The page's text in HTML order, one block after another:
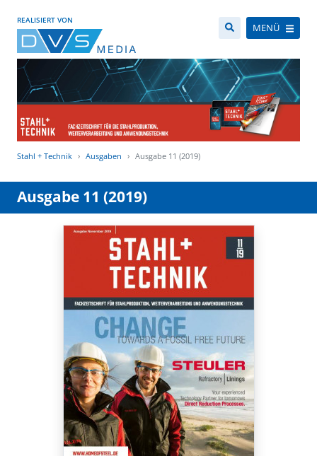
REALISIERT VON
MENÜ
Stahl + Technik Ausgaben Ausgabe 11 (2019)
Ausgabe 11 (2019)